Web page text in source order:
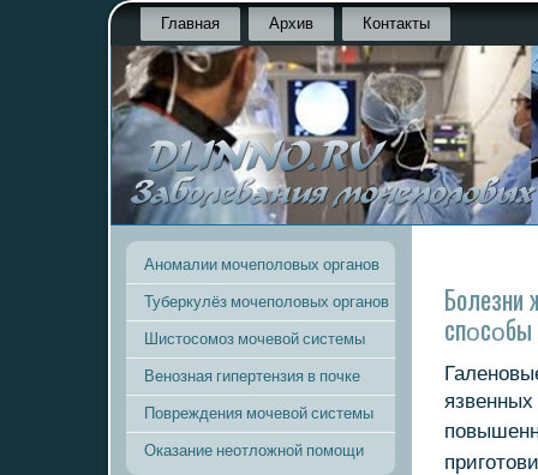
Главная Архив Контакты
Аномалии мочеполовых органов
Туберкулёз мочеполовых органов
Шистосомоз мочевой системы
Венозная гипертензия в почке
Повреждения мочевой системы
Оказание неотложной помощи
Болезни
спοсοбы
язвенных